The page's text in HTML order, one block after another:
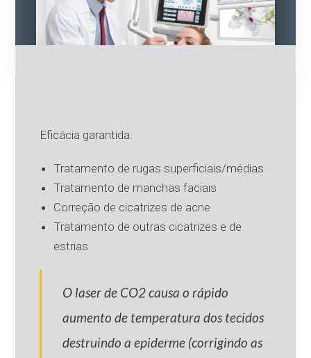
Eficácia garantida:
Tratamento de rugas superficiais/médias
Tratamento de manchas faciais
Correção de cicatrizes de acne
Tratamento de outras cicatrizes e de
estrias
O laser de CO2 causa o rápido
aumento de temperatura dos tecidos
destruindo a epiderme (corrigindo as